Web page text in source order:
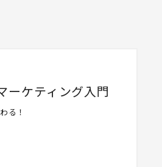
ーケティング入門
る！